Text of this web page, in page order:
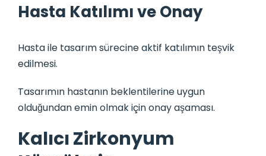
Hasta Katılımı ve Onay
Hasta ile tasarım sürecine aktif katılımın teşvik
edilmesi.
Tasarımın hastanın beklentilerine uygun
olduğundan emin olmak için onay aşaması.
Kalıcı Zirkonyum